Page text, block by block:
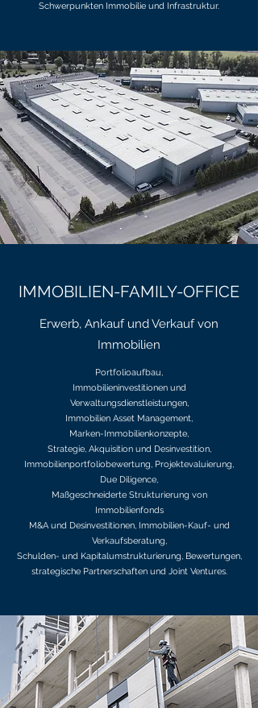
Schwerpunkten Immobilie und Infrastruktur.
IMMOBILIEN-FAMILY-OFFICE
Erwerb, Ankauf und Verkauf von
Immobilien
Portfolioaufbau,
Immobilieninvestitionen und
Verwaltungsdienstleistungen,
Immobilien Asset Management,
Marken-Immobilienkonzepte,
Strategie, Akquisition und Desinvestition,
Immobilienportfoliobewertung, Projektevaluierung,
Due Diligence,
Maßgeschneiderte Strukturierung von
Immobilienfonds
M&A und Desinvestitionen, Immobilien-Kauf- und
Verkaufsberatung,
Schulden- und Kapitalumstrukturierung, Bewertungen,
strategische Partnerschaften und Joint Ventures.